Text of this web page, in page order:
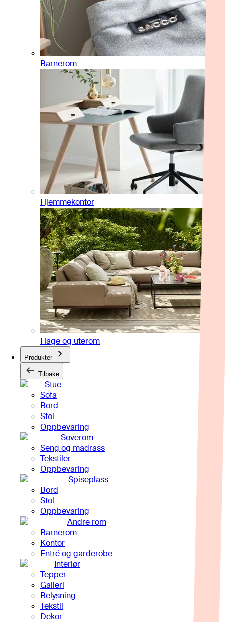
Barnerom
Hjemmekontor
Hage og uterom
Produkter
Tilbake
Stue
Sofa
Bord
Stol
Oppbevaring
Soverom
Seng og madrass
Tekstiler
Oppbevaring
Spiseplass
Bord
Stol
Oppbevaring
Andre rom
Barnerom
Kontor
Entré og garderobe
Interiør
Tepper
Galleri
Belysning
Tekstil
Dekor